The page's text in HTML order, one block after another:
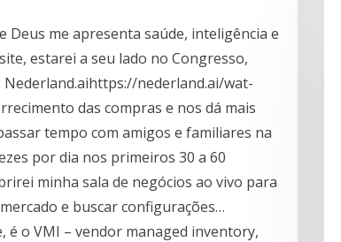
me apresenta saúde, inteligência e
estarei a seu lado no Congresso,
nederland.ai/wat-
das compras e nos dá mais
tempo com amigos e familiares na
por dia nos primeiros 30 a 60
minha sala de negócios ao vivo para
e buscar configurações…
é o VMI – vendor managed inventory,